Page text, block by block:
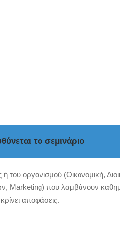
το σεμινάριο
του οργανισμού (Οικονομική,
Marketing) που λαμβάνουν
αποφάσεις.